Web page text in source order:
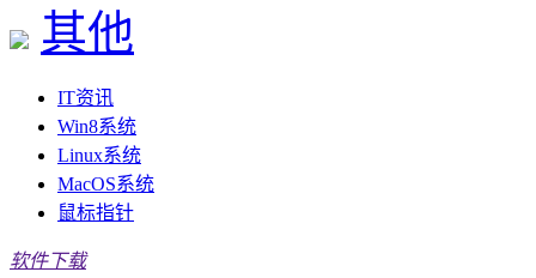
其他
IT资讯
Win8系统
Linux系统
MacOS系统
鼠标指针
软件下载